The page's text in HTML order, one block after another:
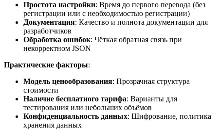
Простота настройки: Время до первого перевода (без
регистрации или с необходимостью регистрации)
Документация: Качество и полнота документации для
разработчиков
Обработка ошибок: Чёткая обратная связь при
некорректном JSON
Практические факторы:
Модель ценообразования: Прозрачная структура
стоимости
Наличие бесплатного тарифа: Варианты для
тестирования или небольших объёмов
Конфиденциальность данных: Шифрование, политика
хранения данных